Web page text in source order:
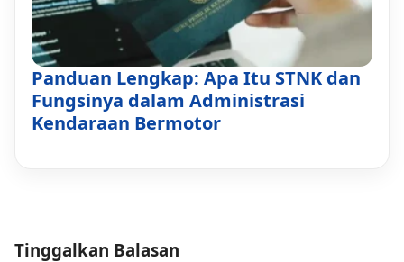
Panduan Lengkap: Apa Itu STNK dan
Fungsinya dalam Administrasi
Kendaraan Bermotor
Tinggalkan Balasan